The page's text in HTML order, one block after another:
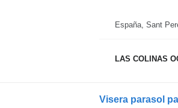
España, Sant
LAS COLINAS
Visera parasol